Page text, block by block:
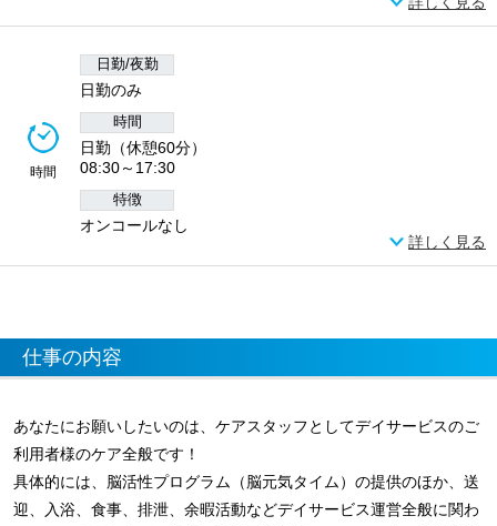
時間
日勤/夜勤
日勤のみ
時間
日勤（休憩60分）
08:30～17:30
特徴
オンコールなし
詳しく見る
仕事の内容
あなたにお願いしたいのは、ケアスタッフとしてデイサービスのご
利用者様のケア全般です！
具体的には、脳活性プログラム（脳元気タイム）の提供のほか、送
迎、入浴、食事、排泄、余暇活動などデイサービス運営全般に関わ